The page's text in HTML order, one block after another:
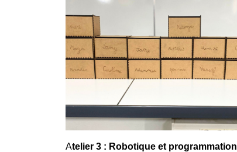
Atelier 3 : Robotique et programmation